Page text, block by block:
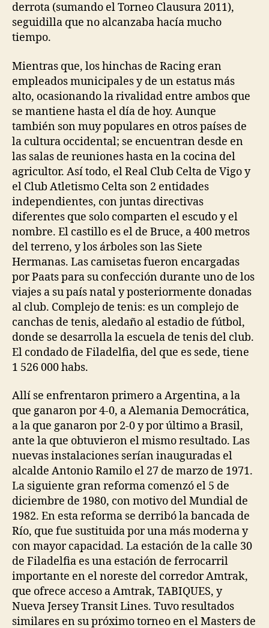
derrota (sumando el Torneo Clausura 2011),
seguidilla que no alcanzaba hacía mucho
tiempo.
Mientras que, los hinchas de Racing eran
empleados municipales y de un estatus más
alto, ocasionando la rivalidad entre ambos que
se mantiene hasta el día de hoy. Aunque
también son muy populares en otros países de
la cultura occidental; se encuentran desde en
las salas de reuniones hasta en la cocina del
agricultor. Así todo, el Real Club Celta de Vigo y
el Club Atletismo Celta son 2 entidades
independientes, con juntas directivas
diferentes que solo comparten el escudo y el
nombre. El castillo es el de Bruce, a 400 metros
del terreno, y los árboles son las Siete
Hermanas. Las camisetas fueron encargadas
por Paats para su confección durante uno de los
viajes a su país natal y posteriormente donadas
al club. Complejo de tenis: es un complejo de
canchas de tenis, aledaño al estadio de fútbol,
donde se desarrolla la escuela de tenis del club.
El condado de Filadelfia, del que es sede, tiene
1 526 000 habs.
Allí se enfrentaron primero a Argentina, a la
que ganaron por 4-0, a Alemania Democrática,
a la que ganaron por 2-0 y por último a Brasil,
ante la que obtuvieron el mismo resultado. Las
nuevas instalaciones serían inauguradas el
alcalde Antonio Ramilo el 27 de marzo de 1971.
La siguiente gran reforma comenzó el 5 de
diciembre de 1980, con motivo del Mundial de
1982. En esta reforma se derribó la bancada de
Río, que fue sustituida por una más moderna y
con mayor capacidad. La estación de la calle 30
de Filadelfia es una estación de ferrocarril
importante en el noreste del corredor Amtrak,
que ofrece acceso a Amtrak, TABIQUES, y
Nueva Jersey Transit Lines. Tuvo resultados
similares en su próximo torneo en el Masters de